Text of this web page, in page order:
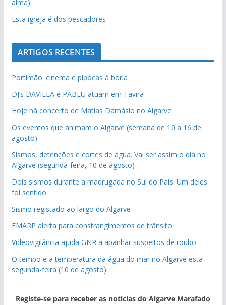
alma)
Esta igreja é dos pescadores
ARTIGOS RECENTES
Portimão: cinema e pipocas à borla
DJ’s DAVILLA e PABLU atuam em Tavira
Hoje há concerto de Matias Damásio no Algarve
Os eventos que animam o Algarve (semana de 10 a 16 de
agosto)
Sismos, detenções e cortes de água. Vai ser assim o dia no
Algarve (segunda-feira, 10 de agosto)
Dois sismos durante a madrugada no Sul do País. Um deles
foi sentido
Sismo registado ao largo do Algarve
EMARP alerta para constrangimentos de trânsito
Videovigilância ajuda GNR a apanhar suspeitos de roubo
O tempo e a temperatura da água do mar no Algarve esta
segunda-feira (10 de agosto)
Registe-se para receber as notícias do Algarve Marafado